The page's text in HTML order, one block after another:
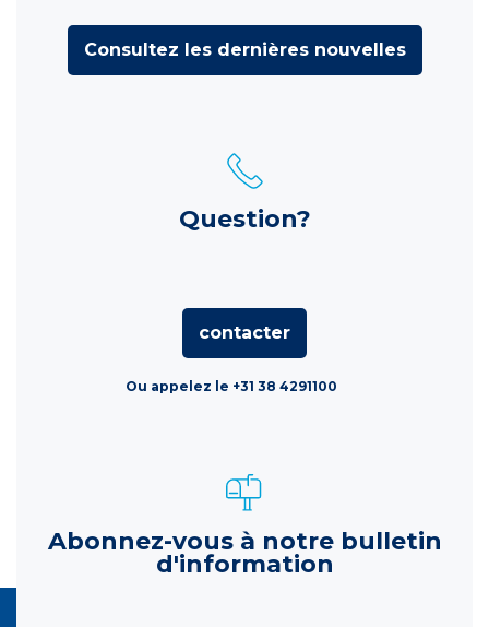
Consultez les dernières nouvelles
Question?
contacter
Ou appelez le +31 38 4291100
Abonnez-vous à notre bulletin
d'information